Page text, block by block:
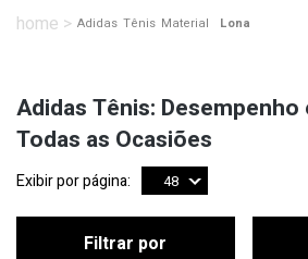
Adidas Tênis Material Lona
Adidas Tênis: Desempenho
Todas as Ocasiões
Exibir por página: 48
Filtrar por